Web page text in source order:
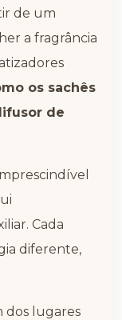
de um
a fragrância
os sachês
de
Cada
diferente,
dos lugares